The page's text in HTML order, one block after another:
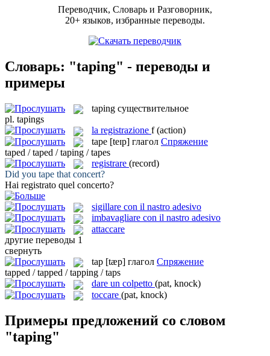
Переводчик, Словарь и Разговорник,
20+ языков, избранные переводы.
Словарь: "taping" - переводы и
примеры
taping существительное
pl. tapings
la registrazione f (action)
tape [teɪp] глагол Спряжение
taped / taped / taping / tapes
registrare (record)
Did you tape that concert?
Hai registrato quel concerto?
sigillare con il nastro adesivo
imbavagliare con il nastro adesivo
attaccare
другие переводы 1
свернуть
tap [tæp] глагол Спряжение
tapped / tapped / tapping / taps
dare un colpetto (pat, knock)
toccare (pat, knock)
Примеры предложений со словом
"taping"